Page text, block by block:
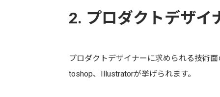
2. プロダクトデザイ
プロダクトデザイナーに求められる技術
toshop、Illustratorが挙げられます。